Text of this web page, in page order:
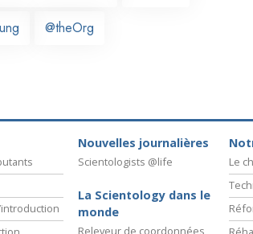
@theOrg
Nouvelles journalières
Scientologists @life
La Scientology dans le
monde
Releveur de coordonnées
Le